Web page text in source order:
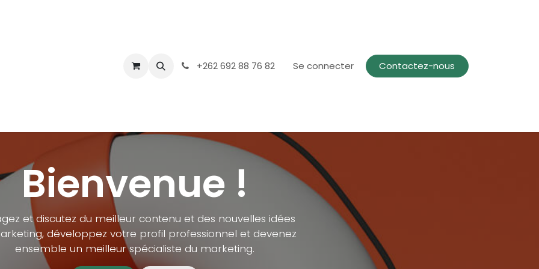
+262 692 88 76 82 Se connecter Contactez-nous
Bienvenue !
et discutez du meilleur contenu et des nouvelles idées
développez votre profil professionnel et devenez
ensemble un meilleur spécialiste du marketing.